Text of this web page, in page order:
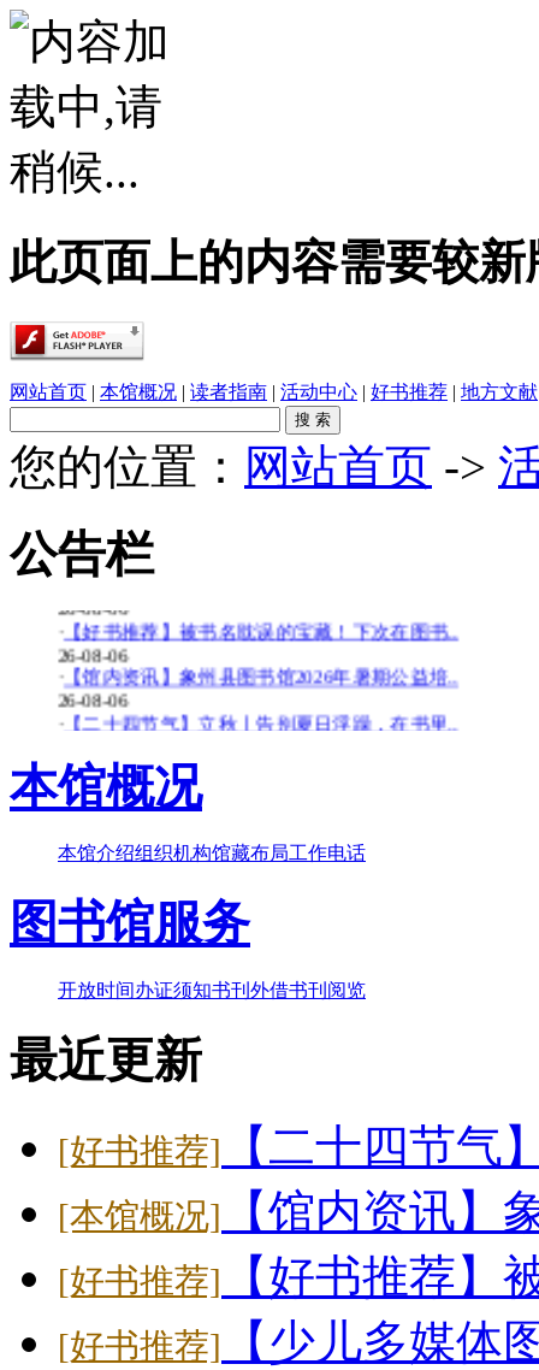
此页面上的内容需要较
网站首页 | 本馆概况 | 读者指南 | 活动中心 | 好书推荐 | 地方文献
您的位置： 网站首页 ->
公告栏
春雨润乡土，书香伴童行——象州县文化广电..
26-08-06
【少儿多媒体图书馆】背了八百遍《出师表》..
【好书推荐】被书名耽误的宝藏！下次在图书..
26-08-06
· 【馆内资讯】象州县图书馆2026年暑期公益培..
26-08-06
· 【二十四节气】立秋丨告别夏日浮躁，在书里..
【少儿多媒体图书馆】边画边学！超有趣的少..
26-07-20
·【暑期公益培训班】象州县图书馆2026年暑期..
·【好书推荐】大暑天容易犯困？这些“烧脑”..
·【共读八桂-乡音童韵】广西桂林图书馆“共读..
26-07-20
·【二十四节气】大暑-_-大暑至-夏更浓
26-07-20
本馆概况
本馆介绍组织机构馆藏布局工作电话
图书馆服务
开放时间办证须知书刊外借书刊阅览
最近更新
[好书推荐] 【二十四节气
[本馆概况] 【馆内资讯】
[好书推荐] 【好书推荐】
[好书推荐] 【少儿多媒体